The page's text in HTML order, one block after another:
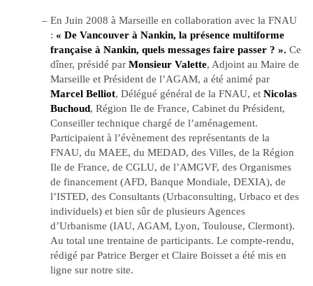
–En Juin 2008 à Marseille en collaboration avec la FNAU
: « De Vancouver à Nankin, la présence multiforme
française à Nankin, quels messages faire passer ? ». Ce
dîner, présidé par Monsieur Valette, Adjoint au Maire de
Marseille et Président de l’AGAM, a été animé par
Marcel Belliot, Délégué général de la FNAU, et Nicolas
Buchoud, Région Ile de France, Cabinet du Président,
Conseiller technique chargé de l’aménagement.
Participaient à l’évènement des représentants de la
FNAU, du MAEE, du MEDAD, des Villes, de la Région
Ile de France, de CGLU, de l’AMGVF, des Organismes
de financement (AFD, Banque Mondiale, DEXIA), de
l’ISTED, des Consultants (Urbaconsulting, Urbaco et des
individuels) et bien sûr de plusieurs Agences
d’Urbanisme (IAU, AGAM, Lyon, Toulouse, Clermont).
Au total une trentaine de participants. Le compte-rendu,
rédigé par Patrice Berger et Claire Boisset a été mis en
ligne sur notre site.